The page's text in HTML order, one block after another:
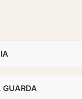
GUARDA